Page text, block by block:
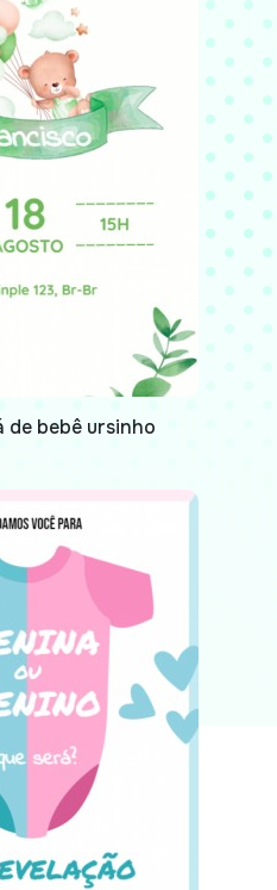
de bebê ursinho